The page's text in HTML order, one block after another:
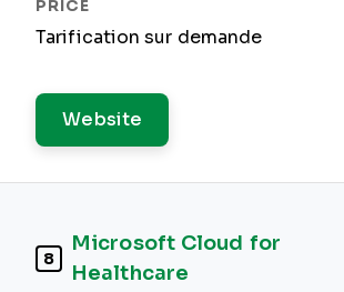
Tarification sur demande
Website
8
Microsoft Cloud for
Healthcare